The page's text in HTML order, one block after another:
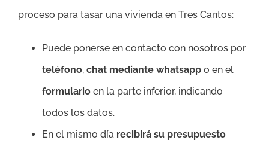
proceso para tasar una vivienda en Tres Cantos:
Puede ponerse en contacto con nosotros por
teléfono, chat mediante whatsapp o en el
formulario en la parte inferior, indicando
todos los datos.
En el mismo día recibirá su presupuesto